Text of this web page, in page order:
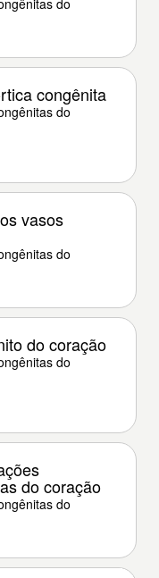
do
congênita
do
vasos
do
do coração
do
do coração
do